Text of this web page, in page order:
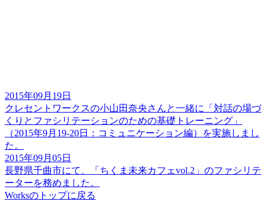
2015年09月19日
クレセントワークスの小山田奈央さんと一緒に「対話の場づ
くりとファシリテーションのための基礎トレーニング」
（2015年9月19-20日：コミュニケーション編）を実施しまし
た。
2015年09月05日
長野県千曲市にて、「ちくま未来カフェvol.2」のファシリテ
ーターを務めました。
Worksのトップに戻る